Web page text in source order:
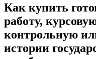
Как купить
работу,
контрольную
истории